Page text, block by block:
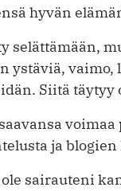
hyvän
selättämään,
ystäviä, vaimo,
Siitä
ja
sairauteni